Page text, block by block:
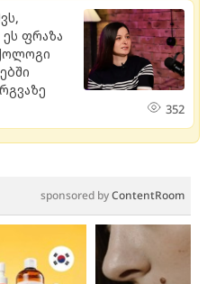
ფრაზა
352
sponsored byContentRoom